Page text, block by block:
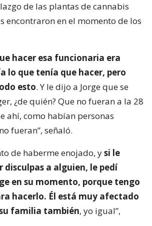
de las plantas de cannabis
encontraron en el momento de los
hacer esa funcionaria era
lo que tenía que hacer, pero
esto. Y le dijo a Jorge que se
¿de quién? Que no fueran a la 28
ahí, como habían personas
fueran”, señaló.
de haberme enojado, ysi le
disculpas a alguien, le pedí
en su momento, porque tengo
hacerlo. Él está muy afectado
familia también, yo igual”,